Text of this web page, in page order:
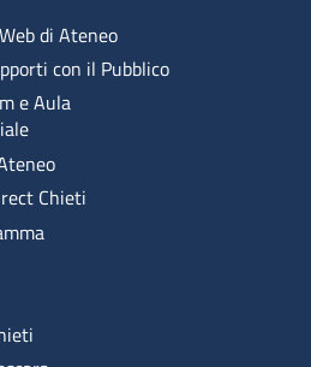
di Ateneo
con il Pubblico
e Aula
Chieti